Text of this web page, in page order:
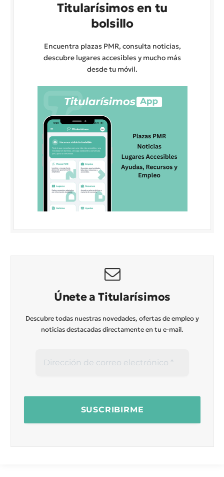
Titularísimos en tu
bolsillo
Encuentra plazas PMR, consulta noticias,
descubre lugares accesibles y mucho más
desde tu móvil.
Únete a Titularísimos
Descubre todas nuestras novedades, ofertas de empleo y
noticias destacadas directamente en tu e-mail.